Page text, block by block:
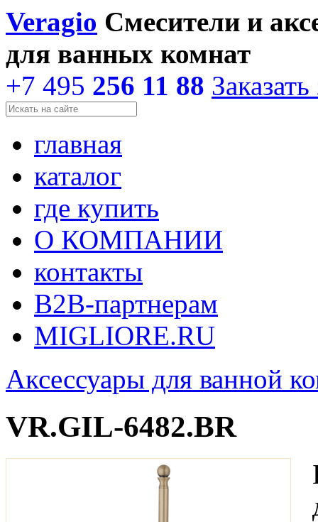
Veragio Смесители и
для ванных комнат
+7 495 256 11 88
главная
каталог
где купить
О КОМПАНИИ
контакты
В2В-партнерам
MIGLIORE.RU
Аксессуары для ванной
VR.GIL-6482.BR